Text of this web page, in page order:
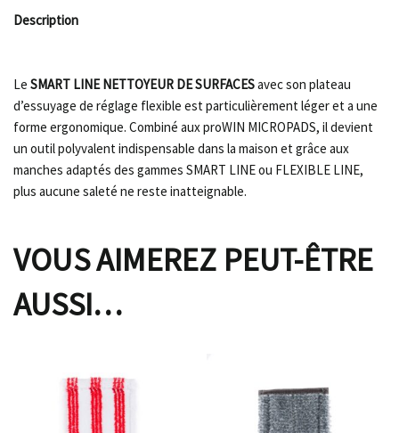
Description
Le SMART LINE NETTOYEUR DE SURFACESavec son plateau
d’essuyage de réglage flexible est particulièrement léger et a une
forme ergonomique. Combiné aux proWIN MICROPADS, il devient
un outil polyvalent indispensable dans la maison et grâce aux
manches adaptés des gammes SMART LINE ou FLEXIBLE LINE,
plus aucune saleté ne reste inatteignable.
VOUS AIMEREZ PEUT-ÊTRE
AUSSI…